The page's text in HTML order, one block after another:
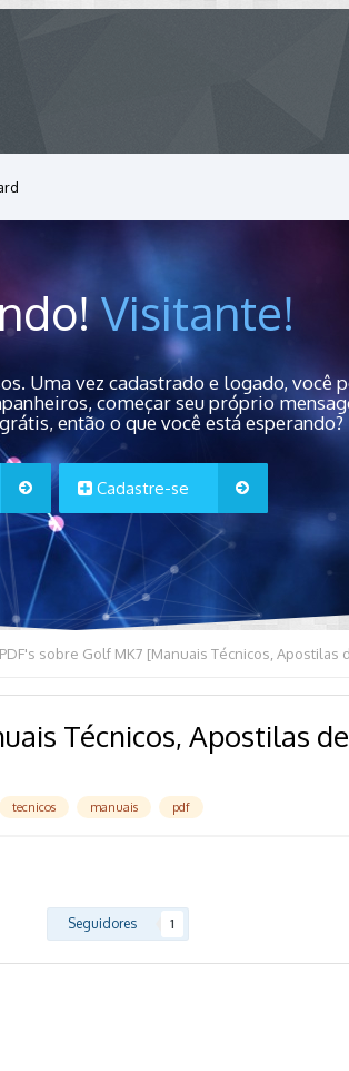
Visitante!
Uma vez cadastrado e logado,
começar seu próprio
então o que você está esperando?
Cadastre-se
Técnicos, Apostilas
tecnicos manuais pdf
Seguidores 1